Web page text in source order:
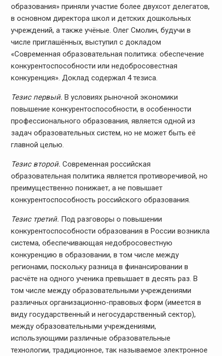
образования» приняли участие более двухсот делегатов,
в основном директора школ и детских дошкольных
учреждений, а также учёные. Олег Смолин, будучи в
числе приглашённых, выступил с докладом
«Современная образовательная политика: обеспечение
конкурентоспособности или недобросовестная
конкуренция». Доклад содержал 4 тезиса.
Тезис первый. В условиях рыночной экономики
повышение конкурентоспособности, в особенности
профессионального образования, является одной из
задач образовательных систем, но не может быть её
главной целью.
Тезис второй. Современная российская
образовательная политика является противоречивой, но
преимущественно понижает, а не повышает
конкурентоспособность российского образования.
Тезис третий. Под разговоры о повышении
конкурентоспособности образования в России возникла
система, обеспечивающая недобросовестную
конкуренцию в образовании, в том числе между
регионами, поскольку разница в финансировании в
расчёте на одного ученика превышает в десять раз. В
том числе между образовательными учреждениями
различных организационно-правовых форм (имеется в
виду государственный и негосударственный сектор),
между образовательными учреждениями,
использующими различные образовательные
технологии, традиционное, так называемое электронное